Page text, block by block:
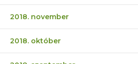
2018. november
2018. október